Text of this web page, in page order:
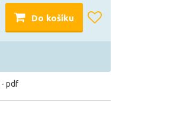
Do košíku
- pdf